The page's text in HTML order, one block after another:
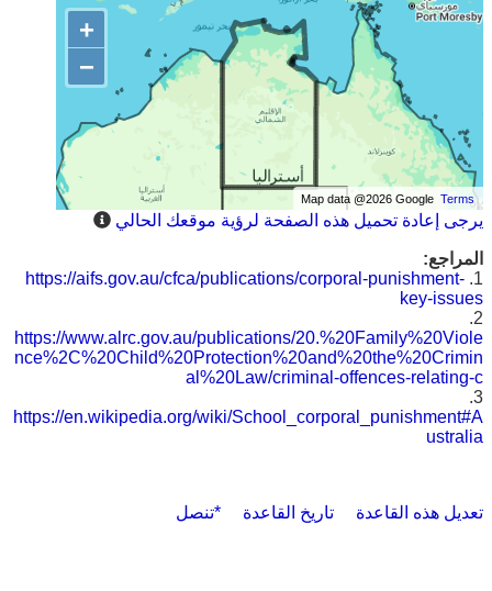
+
−
Map data @2026 GoogleTerms
يرجى إعادة تحميل هذه الصفحة لرؤية موقعك الحالي
المراجع:
1.
https://aifs.gov.au/cfca/publications/corporal-punishment-
key-issues
2.
https://www.alrc.gov.au/publications/20.%20Family%20Viole
nce%2C%20Child%20Protection%20and%20the%20Crimin
al%20Law/criminal-offences-relating-c
3.
https://en.wikipedia.org/wiki/School_corporal_punishment#A
ustralia
تعديل هذه القاعدة تاريخ القاعدة *تنصل